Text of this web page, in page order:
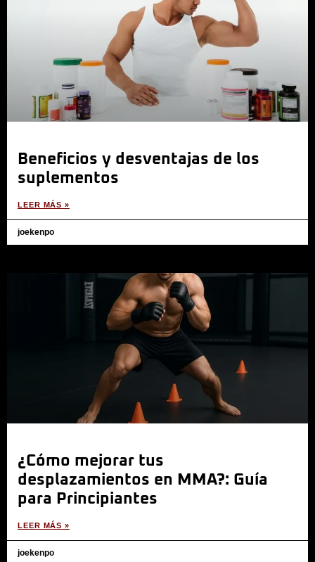
Beneficios y desventajas de los
suplementos
LEER MÁS »
joekenpo
¿Cómo mejorar tus
desplazamientos en MMA?: Guía
para Principiantes
LEER MÁS »
joekenpo